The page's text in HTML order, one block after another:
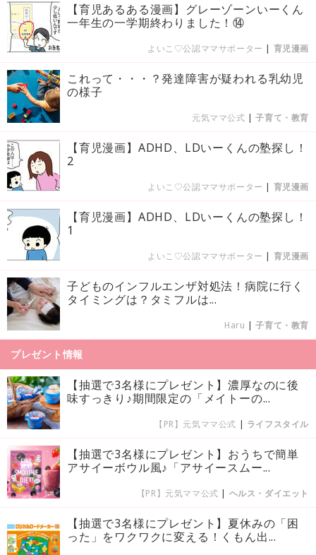
【育児あるある漫画】グレーゾーンいーくん
一年生の一学期終わりました！⑭
よいこ♡公認ママサポーター | 育児漫画
これって・・・？発達障害が疑われる乳幼児
の様子
元気ママ公式 |子育て・教育
【育児漫画】ADHD、LDいーくんの塾探し！
2
よいこ♡公認ママサポーター | 育児漫画
【育児漫画】ADHD、LDいーくんの塾探し！
1
よいこ♡公認ママサポーター | 育児漫画
子どものインフルエンザ対処法！病院に行く
タイミングは？タミフルは...
Haru |子育て・教育
プレゼント情報
【抽選で3名様にプレゼント】濃厚なのに後
味すっきり♪期間限定の「メイトーの...
【PR】元気ママ公式 | ライフスタイル
【抽選で3名様にプレゼント】おうちで簡単
アサイーボウル風♪「アサイースムー...
【PR】元気ママ公式 | ヘルス・ダイエット
【抽選で3名様にプレゼント】夏休みの「困
った」をワクワクに変える！くもん出...